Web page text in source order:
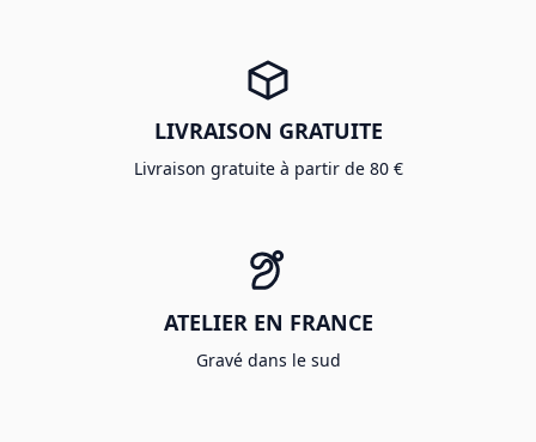
LIVRAISON GRATUITE
Livraison gratuite à partir de 80 €
ATELIER EN FRANCE
Gravé dans le sud